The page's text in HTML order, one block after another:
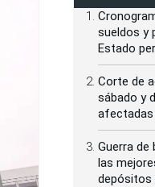
sueldos y
Estado
Corte de
sábado y
afectadas
Guerra de
las
depósitos